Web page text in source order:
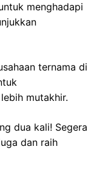
menghadapi
ternama di
mutakhir.
dua kali! Segera
dan raih